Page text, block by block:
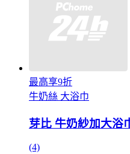
最高享9折
牛奶絲 大浴巾
芽比 牛奶紗加大浴
(4)